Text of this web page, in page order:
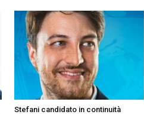
Stefani candidato in continuità